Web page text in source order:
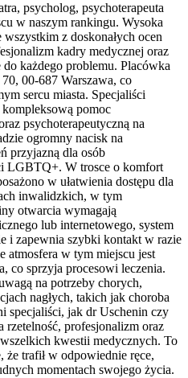
psycholog, psychoterapeuta
w naszym rankingu. Wysoka
z doskonałych ocen
kadry medycznej oraz
każdego problemu. Placówka
00-687 Warszawa, co
sercu miasta. Specjaliści
pomoc
psychoterapeutyczną na
ogromny nacisk na
przyjazną dla osób
LGBTQ+. W trosce o komfort
w ułatwienia dostępu dla
inwalidzkich, w tym
otwarcia wymagają
lub internetowego, system
i zapewnia szybki kontakt w razie
atmosfera w tym miejscu jest
co sprzyja procesowi leczenia.
na potrzeby chorych,
nagłych, takich jak choroba
specjaliści, jak dr Uschenin czy
rzetelność, profesjonalizm oraz
kwestii medycznych. To
trafił w odpowiednie ręce,
momentach swojego życia.